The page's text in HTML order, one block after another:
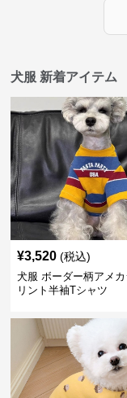
犬服 新着アイテム
¥3,520 (税込)
犬服 ボーダー柄アメ
リント半袖Tシャツ